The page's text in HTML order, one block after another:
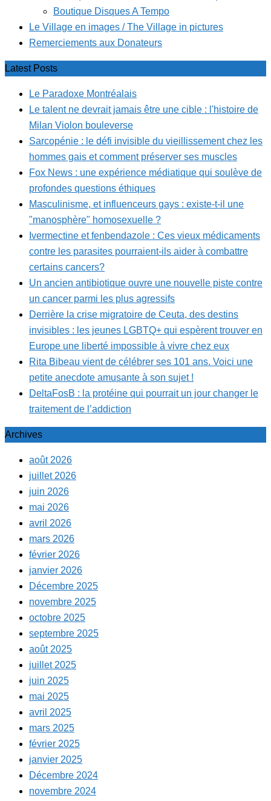
Boutique Disques A Tempo
Le Village en images / The Village in pictures
Remerciements aux Donateurs
Latest Posts
Le Paradoxe Montréalais
Le talent ne devrait jamais être une cible : l'histoire de
Milan Violon bouleverse
Sarcopénie : le défi invisible du vieillissement chez les
hommes gais et comment préserver ses muscles
Fox News : une expérience médiatique qui soulève de
profondes questions éthiques
Masculinisme, et influenceurs gays : existe-t-il une
"manosphère" homosexuelle ?
Ivermectine et fenbendazole : Ces vieux médicaments
contre les parasites pourraient-ils aider à combattre
certains cancers?
Un ancien antibiotique ouvre une nouvelle piste contre
un cancer parmi les plus agressifs
Derrière la crise migratoire de Ceuta, des destins
invisibles : les jeunes LGBTQ+ qui espèrent trouver en
Europe une liberté impossible à vivre chez eux
Rita Bibeau vient de célébrer ses 101 ans. Voici une
petite anecdote amusante à son sujet !
DeltaFosB : la protéine qui pourrait un jour changer le
traitement de l’addiction
Archives
août 2026
juillet 2026
juin 2026
mai 2026
avril 2026
mars 2026
février 2026
janvier 2026
Décembre 2025
novembre 2025
octobre 2025
septembre 2025
août 2025
juillet 2025
juin 2025
mai 2025
avril 2025
mars 2025
février 2025
janvier 2025
Décembre 2024
novembre 2024